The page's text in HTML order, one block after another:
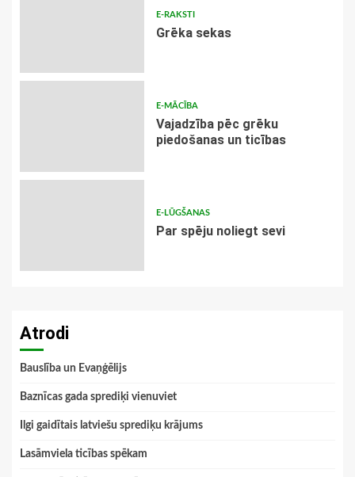
E-RAKSTI
Grēka sekas
E-MĀCĪBA
Vajadzība pēc grēku
piedošanas un ticības
E-LŪGŠANAS
Par spēju noliegt sevi
Atrodi
Bauslība un Evaņģēlijs
Baznīcas gada sprediķi vienuviet
Ilgi gaidītais latviešu sprediķu krājums
Lasāmviela ticības spēkam